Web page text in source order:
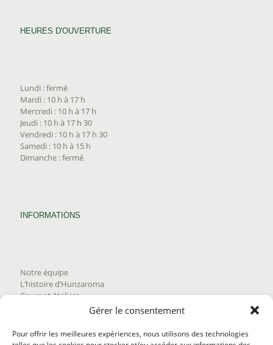
Gérer le consentement
Pour offrir les meilleures expériences, nous utilisons des technologies
HEURES D'OUVERTURE
Lundi : fermé
Mardi : 10 h à 17 h
Mercredi : 10 h à 17 h
Jeudi : 10 h à 17 h 30
Vendredi : 10 h à 17 h 30
Samedi : 10 h à 15 h
Dimanche : fermé
INFORMATIONS
Notre équipe
L’histoire d’Hunzaroma
Cours et Ateliers
Trouver nos produits
Politique de frais d'envoi